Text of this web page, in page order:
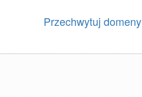
Przechwytuj domeny